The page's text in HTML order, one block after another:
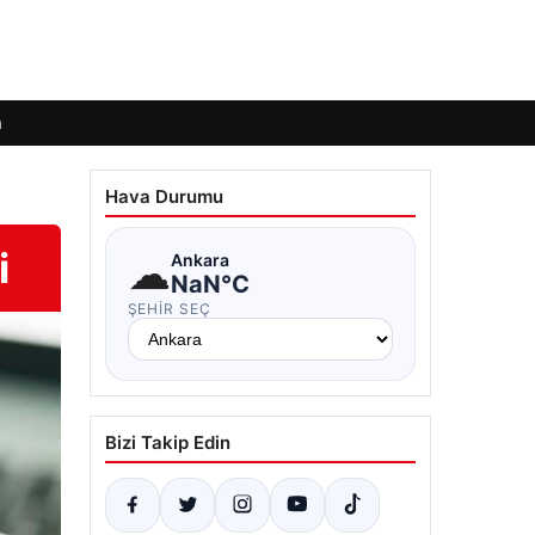
Hava Durumu
☁Ankara
NaN°C
ŞEHIR SEÇ
Bizi Takip Edin